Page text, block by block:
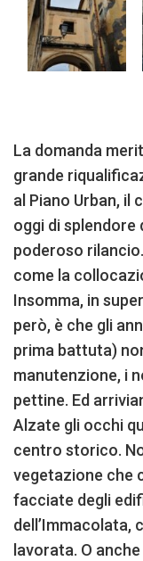
La domanda
grande
al Piano Urban, il
oggi di splendore
poderoso
come la
Insomma, in
però, è che gli
prima battuta)
manutenzione, i
pettine. Ed
Alzate gli occhi
centro storico.
vegetazione che
facciate degli
dell’Immacolata,
lavorata. O